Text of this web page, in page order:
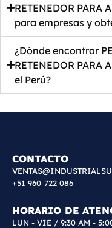
RETENEDOR PARA
para empresas y
¿Dónde encontrar
RETENEDOR PARA
el Perú?
CONTACTO
+51 960 722 086
HORARIO DE
LUN - VIE / 9:30 AM -